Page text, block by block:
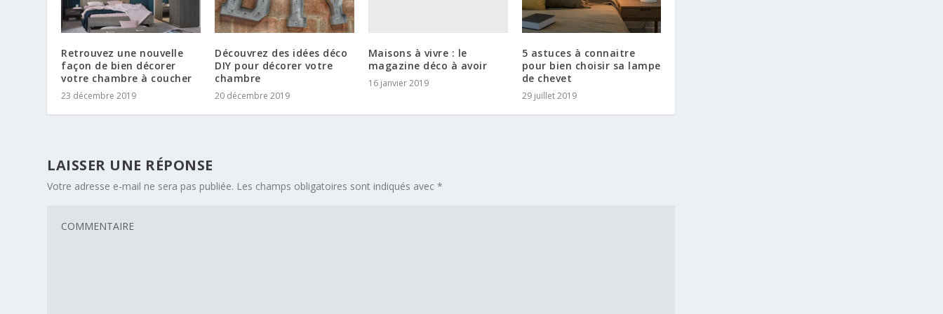
Retrouvez une nouvelle
façon de bien décorer
votre chambre à coucher
23 décembre 2019
Découvrez des idées déco
DIY pour décorer votre
chambre
20 décembre 2019
Maisons à vivre : le
magazine déco à avoir
16 janvier 2019
5 astuces à connaitre
pour bien choisir sa lampe
de chevet
29 juillet 2019
LAISSER UNE RÉPONSE
Votre adresse e-mail ne sera pas publiée. Les champs obligatoires sont indiqués avec*